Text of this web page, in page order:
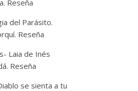
Reseña
del Parásito.
Reseña
Laia de Inés
Reseña
se sienta a tu